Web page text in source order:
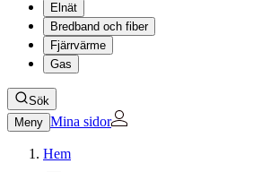
Elnät
Bredband och fiber
Fjärrvärme
Gas
Sök
Meny Mina sidor
Hem